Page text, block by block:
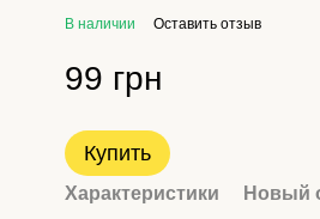
В наличии Оставить отзыв
99 грн
Купить
Характеристики Новый